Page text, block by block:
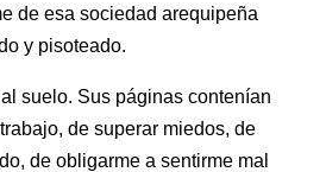
de esa sociedad arequipeña
y pisoteado.
suelo. Sus páginas contenían
de superar miedos, de
de obligarme a sentirme mal